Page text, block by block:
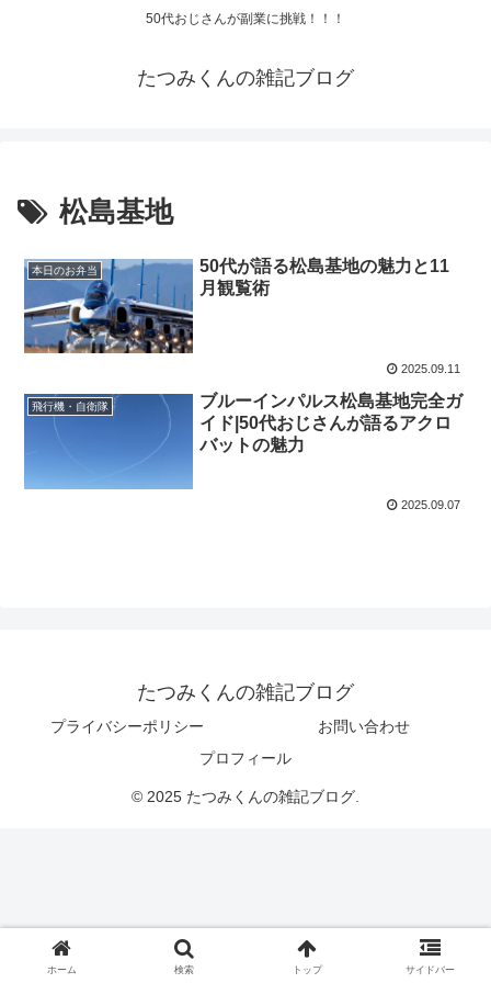
50代おじさんが副業に挑戦！！！
たつみくんの雑記ブログ
松島基地
本日のお弁当
50代が語る松島基地の魅力と11
月観覧術
2025.09.11
飛行機・自衛隊
ブルーインパルス松島基地完全ガ
イド|50代おじさんが語るアクロ
バットの魅力
2025.09.07
たつみくんの雑記ブログ
プライバシーポリシー
お問い合わせ
プロフィール
© 2025 たつみくんの雑記ブログ.
ホーム 検索 トップ サイドバー